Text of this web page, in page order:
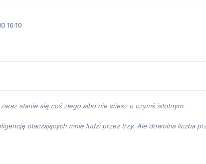
16:10
stanie się coś złego albo nie wiesz o czymś istotnym.
otaczających mnie ludzi przez trzy. Ale dowolna liczba